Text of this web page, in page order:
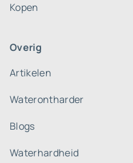
Kopen
Overig
Artikelen
Waterontharder
Blogs
Waterhardheid